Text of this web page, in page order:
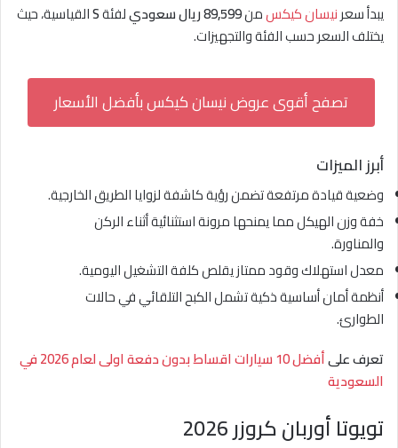
يبدأ سعرنيسان كيكسمن89,599 ريال سعودي لفئةSالقياسية، حيث
يختلف السعر حسب الفئة والتجهيزات.
تصفح أقوى عروض نيسان كيكس بأفضل الأسعار
أبرز الميزات
وضعية قيادة مرتفعة تضمن رؤية كاشفة لزوايا الطريق الخارجية.
خفة وزن الهيكل مما يمنحها مرونة استثنائية أثناء الركن
والمناورة.
معدل استهلاك وقود ممتاز يقلص كلفة التشغيل اليومية.
أنظمة أمان أساسية ذكية تشمل الكبح التلقائي في حالات
الطوارئ.
تعرف على
أفضل 10 سيارات اقساط بدون دفعة اولى لعام 2026 في
السعودية
تويوتا أوربان كروزر 2026